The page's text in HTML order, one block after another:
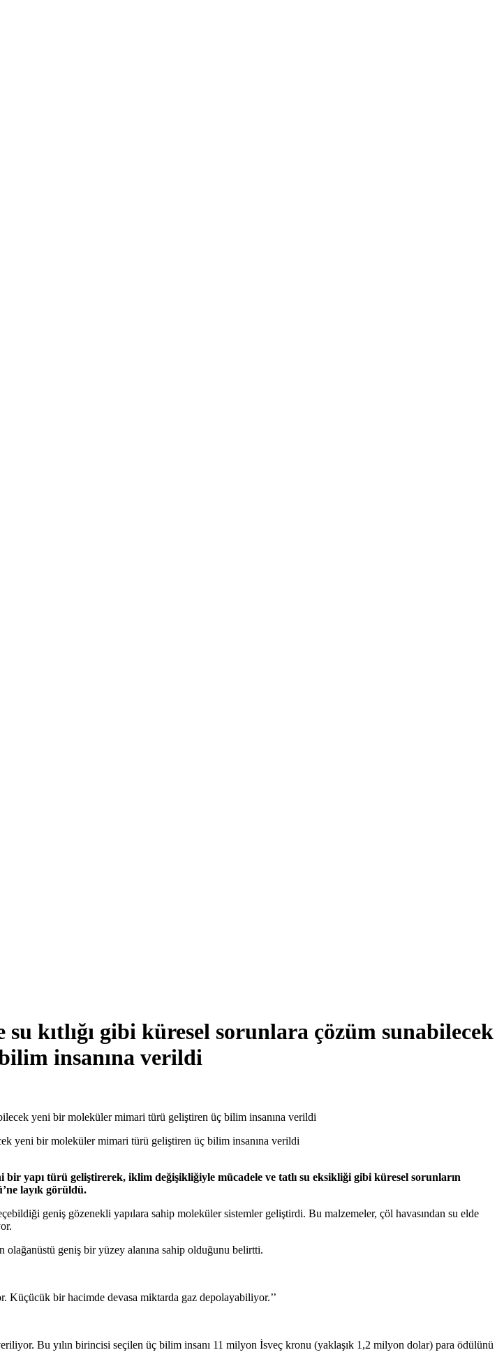
kıtlığı gibi küresel sorunlara çözüm sunabilecek
insanına verildi
yeni bir moleküler mimari türü geliştiren üç bilim insanına verildi
yapı türü geliştirerek, iklim değişikliğiyle mücadele ve tatlı su eksikliği gibi küresel sorunların
layık görüldü.
geniş gözenekli yapılara sahip moleküler sistemler geliştirdi. Bu malzemeler, çöl havasından su elde
geniş bir yüzey alanına sahip olduğunu belirtti.
Küçücük bir hacimde devasa miktarda gaz depolayabiliyor.’’
Bu yılın birincisi seçilen üç bilim insanı 11 milyon İsveç kronu (yaklaşık 1,2 milyon dolar) para ödülünü